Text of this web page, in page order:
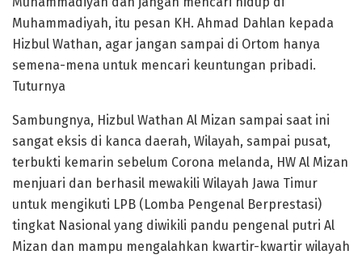
Muhammadiyah, itu pesan KH. Ahmad Dahlan kepada
Hizbul Wathan, agar jangan sampai di Ortom hanya
semena-mena untuk mencari keuntungan pribadi.
Tuturnya
Sambungnya, Hizbul Wathan Al Mizan sampai saat ini
sangat eksis di kanca daerah, Wilayah, sampai pusat,
terbukti kemarin sebelum Corona melanda, HW Al Mizan
menjuari dan berhasil mewakili Wilayah Jawa Timur
untuk mengikuti LPB (Lomba Pengenal Berprestasi)
tingkat Nasional yang diwikili pandu pengenal putri Al
Mizan dan mampu mengalahkan kwartir-kwartir wilayah